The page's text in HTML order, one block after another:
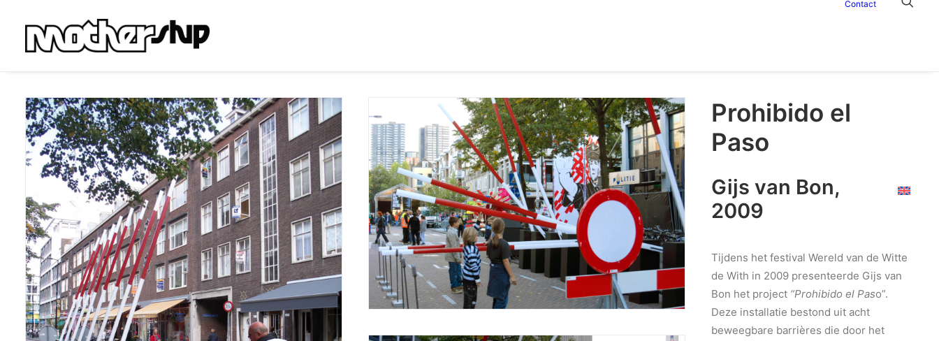
Contact
Prohibido el
Paso
Gijs van Bon,
2009
Tijdens het festival Wereld van de Witte
de With in 2009 presenteerde Gijs van
Bon het project “Prohibido el Paso”.
Deze installatie bestond uit acht
beweegbare barrières die door het